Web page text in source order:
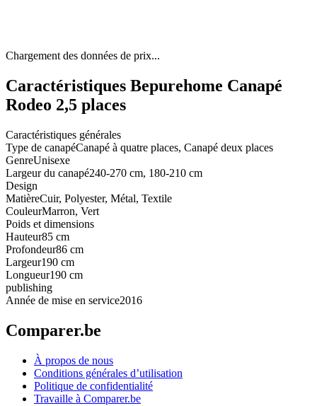
Chargement des données de prix...
Caractéristiques Bepurehome Canapé
Rodeo 2,5 places
Caractéristiques générales
Type de canapéCanapé à quatre places, Canapé deux places
GenreUnisexe
Largeur du canapé240-270 cm, 180-210 cm
Design
MatièreCuir, Polyester, Métal, Textile
CouleurMarron, Vert
Poids et dimensions
Hauteur85 cm
Profondeur86 cm
Largeur190 cm
Longueur190 cm
publishing
Année de mise en service2016
Comparer.be
À propos de nous
Conditions générales d’utilisation
Politique de confidentialité
Travaille à Comparer.be